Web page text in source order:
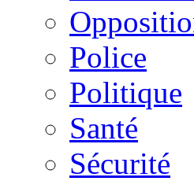
Police
Politique
Santé
Sécurité